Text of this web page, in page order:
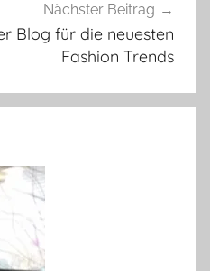
Nächster Beitrag
Blog für die neuesten
Fashion Trends